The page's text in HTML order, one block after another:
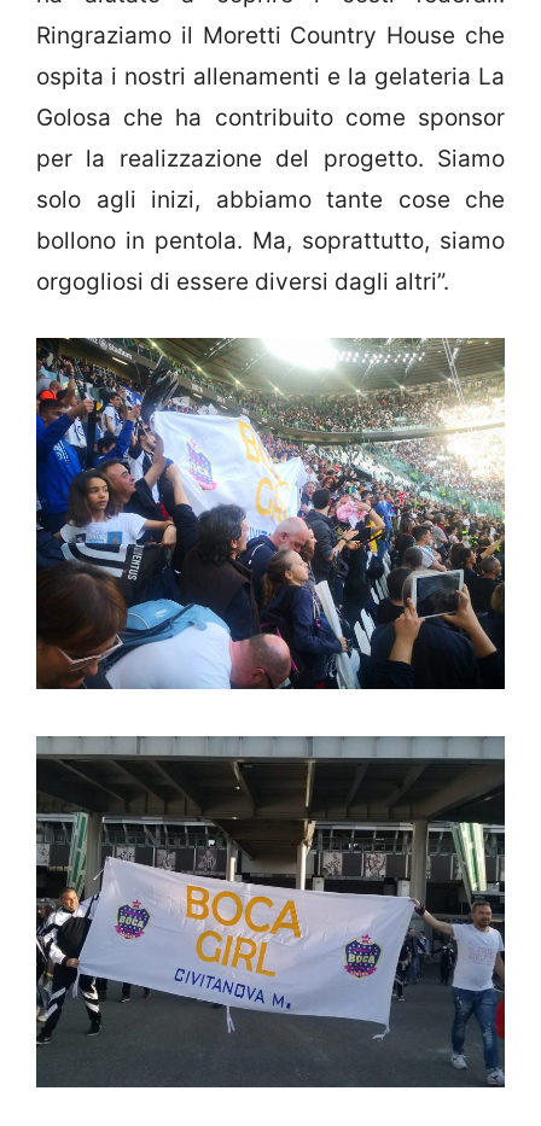
Ringraziamo il Moretti Country House che
ospita i nostri allenamenti e la gelateria La
Golosa che ha contribuito come sponsor
per la realizzazione del progetto. Siamo
solo agli inizi, abbiamo tante cose che
bollono in pentola. Ma, soprattutto, siamo
orgogliosi di essere diversi dagli altri”.